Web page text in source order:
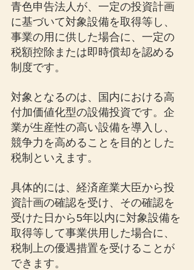
青色申告法人が、一定の投資計画
に基づいて対象設備を取得等し、
事業の用に供した場合に、一定の
税額控除または即時償却を認める
制度です。
対象となるのは、国内における高
付加価値化型の設備投資です。企
業が生産性の高い設備を導入し、
競争力を高めることを目的とした
税制といえます。
具体的には、経済産業大臣から投
資計画の確認を受け、その確認を
受けた日から5年以内に対象設備を
取得等して事業供用した場合に、
税制上の優遇措置を受けることが
できます。